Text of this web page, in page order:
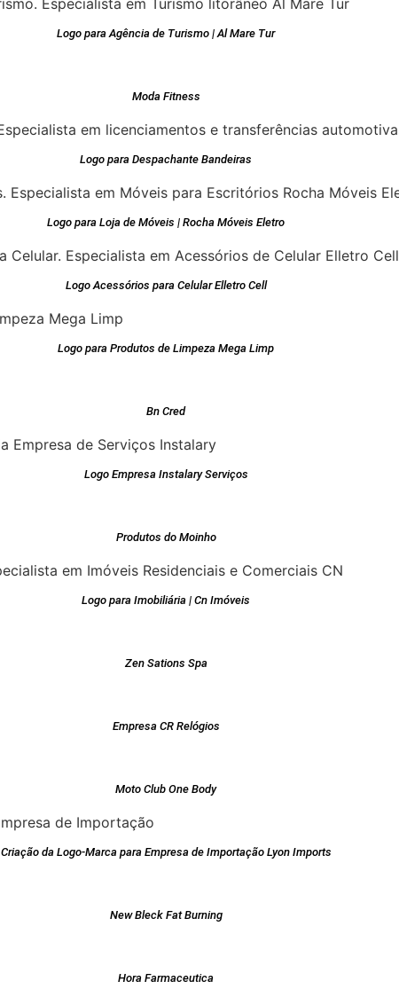
Logo para Agência de Turismo | Al Mare Tur
Moda Fitness
Logo para Despachante Bandeiras
Logo para Loja de Móveis | Rocha Móveis Eletro
Logo Acessórios para Celular Elletro Cell
Logo para Produtos de Limpeza Mega Limp
Bn Cred
Logo Empresa Instalary Serviços
Produtos do Moinho
Logo para Imobiliária | Cn Imóveis
Zen Sations Spa
Empresa CR Relógios
Moto Club One Body
Criação da Logo-Marca para Empresa de Importação Lyon Imports
New Bleck Fat Burning
Hora Farmaceutica